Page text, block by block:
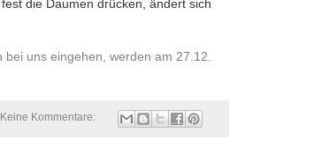
die Daumen drücken, ändert sich
uns eingehen, werden am 27.12.
Keine Kommentare: